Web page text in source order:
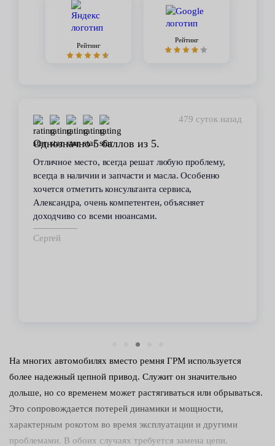
Рейтинг
Рейтинг
479 суток назад
Однозначно 5 баллов из 5.
Отличное место, всегда решат любую проблему,
всегда в наличии и запчасти и масла. Особенно
хочется отметить консультанта сервиса,
Александра, очень компетентен, объясняет
доходчиво со всеми нюансами.
Сергей
На многих автомобилях вместо ремня ГРМ используется
более надежный цепной привод. Служит он значительно
дольше, но со временем может растягиваться или обрываться.
Это сопровождается потерей динамики и мощности,
характерным рокотом во время эксплуатации и другими
проблемами. В обоих случаях требуется замена цепи.